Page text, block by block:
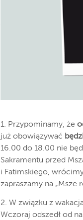
1. Przypominamy, że
już obowiązywać
16.00 do 18.00 nie
Sakramentu przed
i Fatimskiego,
zapraszamy na „Msze
2. W związku z
Wczoraj odszedł od